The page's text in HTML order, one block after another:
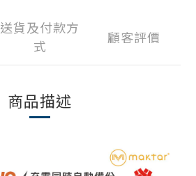
送貨及付款方
式
顧客評價
商品描述